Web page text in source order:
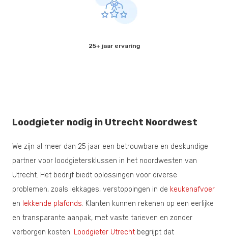
25+ jaar ervaring
Loodgieter nodig in Utrecht Noordwest
We zijn al meer dan 25 jaar een betrouwbare en deskundige
partner voor loodgietersklussen in het noordwesten van
Utrecht. Het bedrijf biedt oplossingen voor diverse
problemen, zoals lekkages, verstoppingen in de keukenafvoer
en lekkende plafonds. Klanten kunnen rekenen op een eerlijke
en transparante aanpak, met vaste tarieven en zonder
verborgen kosten. Loodgieter Utrecht begrijpt dat